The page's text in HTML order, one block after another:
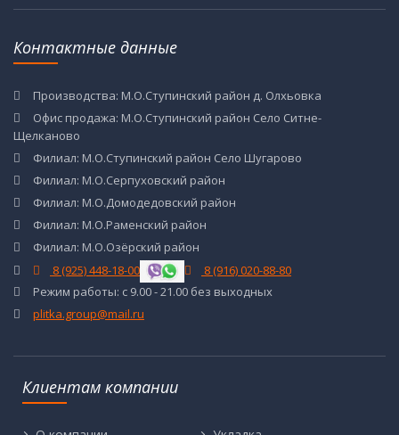
Контактные данные
Производства: М.О.Ступинский район д. Олхьовка
Офис продажа: М.О.Ступинский район Село Ситне-
Щелканово
Филиал: М.О.Ступинский район Село Шугарово
Филиал: М.О.Серпуховский район
Филиал: М.О.Домодедовский район
Филиал: М.О.Раменский район
Филиал: М.О.Озёрский район
8 (925) 448-18-00
8 (916) 020-88-80
Режим работы: с 9.00 - 21.00 без выходных
plitka.group@mail.ru
Клиентам компании